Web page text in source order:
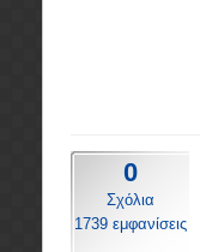
0
Σχόλια
1739 εμφανίσεις